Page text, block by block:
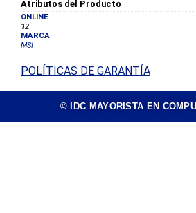
Atributos del Producto
ONLINE
12
MARCA
MSI
POLÍTICAS DE GARANTÍA
© IDC MAYORISTA EN